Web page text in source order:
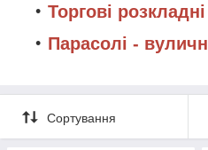
Торгові
Парасолі -
Сортування